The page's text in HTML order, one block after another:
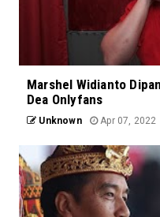
Marshel Widianto
Dea Onlyfans
Unknown Apr 07, 2022